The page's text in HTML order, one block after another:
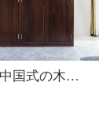
冠唐轩新中国式の木の烏金の箪笥の禅の意味は簡単で、現代の寝室の家は4つのオーバーコートの戸棚のスイートルームを詰めます。